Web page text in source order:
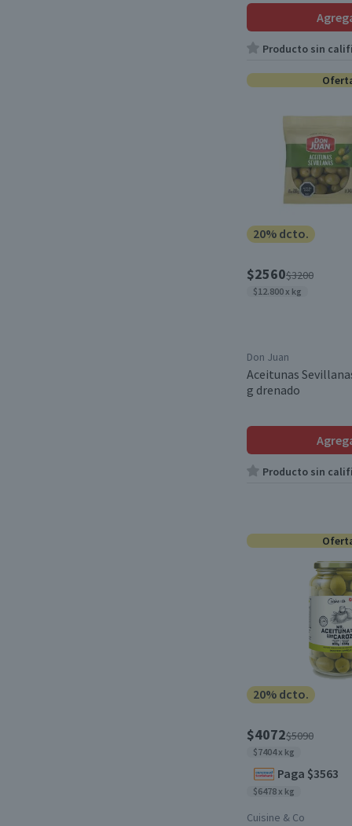
Producto sin
20% dcto.
$2560$3200
$12.800 x kg
Don Juan
Aceitunas
g drenado
Producto sin
20% dcto.
$4072$5090
$7404 x kg
Paga $3563
$6478 x kg
Cuisine & Co